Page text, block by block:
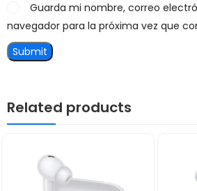
Guarda mi nombre, correo
navegador para la próxima vez que
Related products